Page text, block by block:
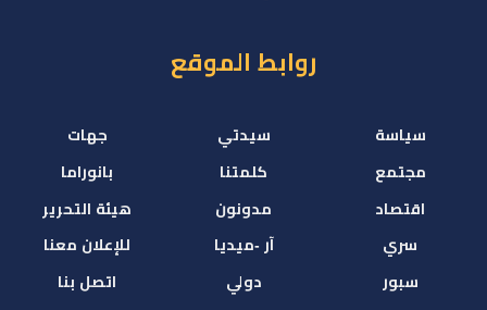
روابط الموقع
سياسة
مجتمع
اقتصاد
سري
سبور
سيدتي
كلمتنا
مدونون
آر -ميديا
دولي
جهات
بانوراما
هيئة التحرير
للإعلان معنا
اتصل بنا